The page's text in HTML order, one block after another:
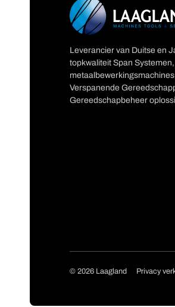
Leverancier van Duitse en
topkwaliteit Span
Verspanende
Gereedschapbeheer
© 2026 Laagland Privacy